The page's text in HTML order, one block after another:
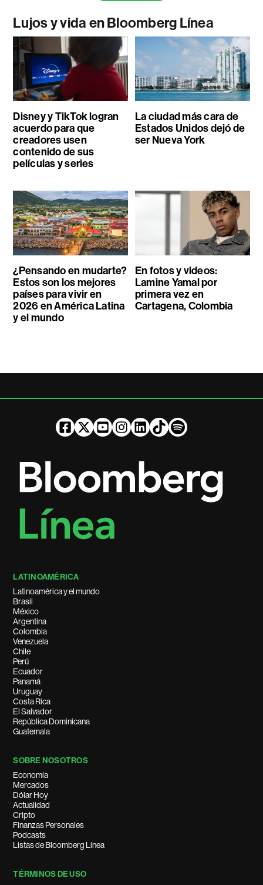
Lujos y vida en Bloomberg Línea
Disney y TikTok logran
acuerdo para que
creadores usen
contenido de sus
películas y series
La ciudad más cara de
Estados Unidos dejó de
ser Nueva York
¿Pensando en mudarte?
Estos son los mejores
países para vivir en
2026 en América Latina
y el mundo
En fotos y videos:
Lamine Yamal por
primera vez en
Cartagena, Colombia
LATINOAMÉRICA
Latinoamérica y el mundo
Brasil
México
Argentina
Colombia
Venezuela
Chile
Perú
Ecuador
Panamá
Uruguay
Costa Rica
El Salvador
República Dominicana
Guatemala
SOBRE NOSOTROS
Economía
Mercados
Dólar Hoy
Actualidad
Cripto
Finanzas Personales
Podcasts
Listas de Bloomberg Línea
TÉRMINOS DE USO